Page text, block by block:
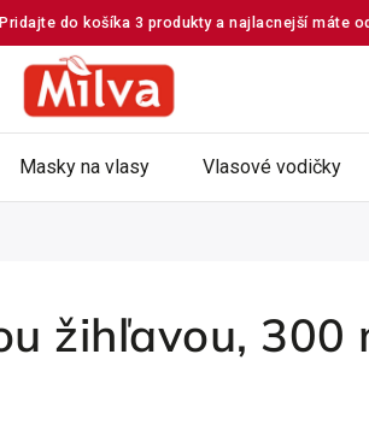
do košíka 3 produkty a najlacnejší máte
Masky na vlasy Vlasové vodičky
žihľavou, 300